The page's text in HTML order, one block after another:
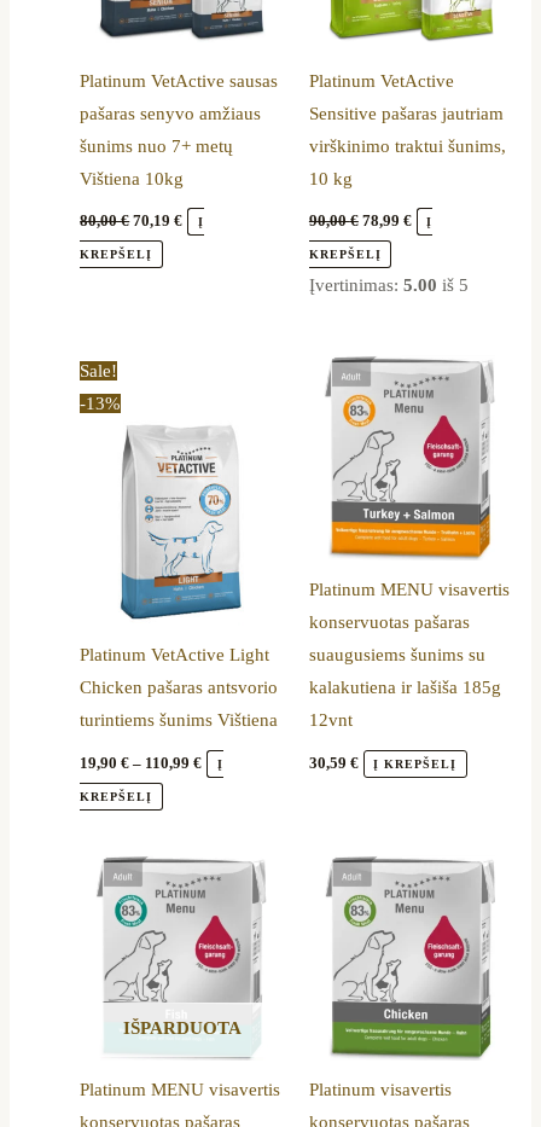
Platinum VetActive sausas
pašaras senyvo amžiaus
šunims nuo 7+ metų
Vištiena 10kg
80,00€ 70,19€ Į
KREPŠELĮ
Platinum VetActive
Sensitive pašaras jautriam
virškinimo traktui šunims,
10 kg
90,00€ 78,99 € Į
KREPŠELĮ
Įvertinimas: 5.00 iš 5
Sale!
-13%
Platinum VetActive Light
Chicken pašaras antsvorio
turintiems šunims Vištiena
19,90€ – 110,99€
through
110,99 €
Į
KREPŠELĮ
has
multiple
variants.
The
options
may
chosen
on
the
product
Platinum MENU visavertis
konservuotas pašaras
suaugusiems šunims su
kalakutiena ir lašiša 185g
12vnt
30,59 € Į KREPŠELĮ
IŠPARDUOTA
Platinum MENU visavertis
konservuotas pašaras
Platinum visavertis
konservuotas pašaras